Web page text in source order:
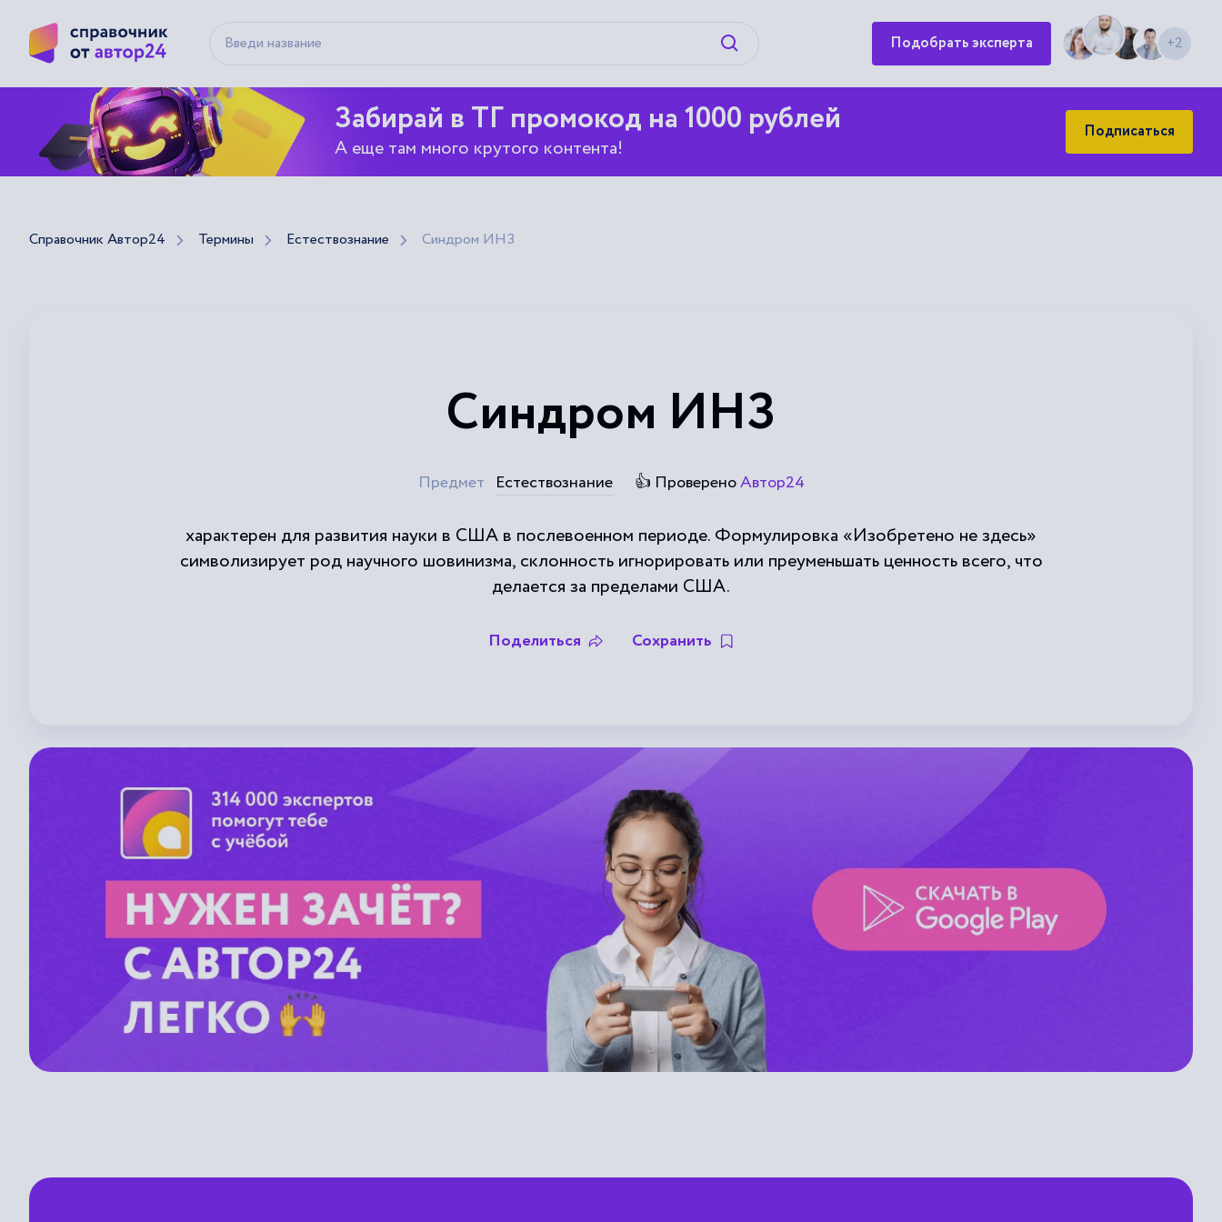
Искать Подобрать эксперта +2
Забирай в ТГ промокод на 1000 рублей
А еще там много крутого контента!
Подписаться
Справочник Автор24 Термины Естествознание Синдром ИНЗ
Синдром ИНЗ
Предмет Естествознание 👍 ПровереноАвтор24
характерен для развития науки в США в послевоенном периоде. Формулировка «Изобретено не здесь»
символизирует род научного шовинизма, склонность игнорировать или преуменьшать ценность всего, что
делается за пределами США.
Поделиться Сохранить